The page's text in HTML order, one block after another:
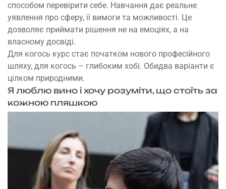
способом перевірити себе. Навчання дає реальне
уявлення про сферу, її вимоги та можливості. Це
дозволяє приймати рішення не на емоціях, а на
власному досвіді.
Для когось курс стає початком нового професійного
шляху, для когось – глибоким хобі. Обидва варіанти є
цілком природними.
Я люблю вино і хочу розуміти, що стоїть за
кожною пляшкою